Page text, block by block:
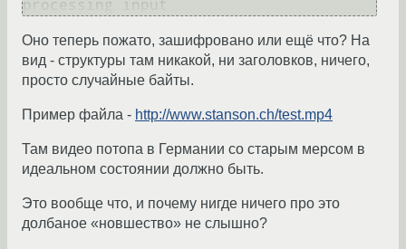
Оно теперь пожато, зашифровано или ещё что? На
вид - структуры там никакой, ни заголовков, ничего,
просто случайные байты.
Пример файла - http://www.stanson.ch/test.mp4
Там видео потопа в Германии со старым мерсом в
идеальном состоянии должно быть.
Это вообще что, и почему нигде ничего про это
долбаное «новшество» не слышно?